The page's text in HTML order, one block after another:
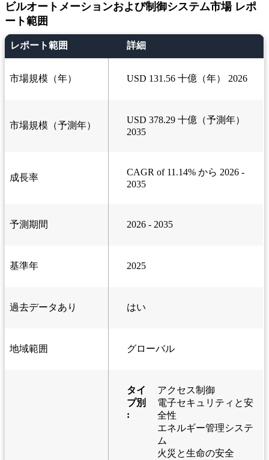
ビルオートメーションおよび制御システム市場 レポ
ート範囲
レポート範囲 詳細
市場規模（年） USD 131.56 十億（年） 2026
市場規模（予測年）
USD 378.29 十億（予測年）
2035
成長率
CAGR of 11.14% から 2026 -
2035
予測期間 2026 - 2035
基準年 2025
過去データあり はい
地域範囲 グローバル
タイ
プ別
:
アクセス制御
電子セキュリティと安
全性
エネルギー管理システ
ム
火災と生命の安全